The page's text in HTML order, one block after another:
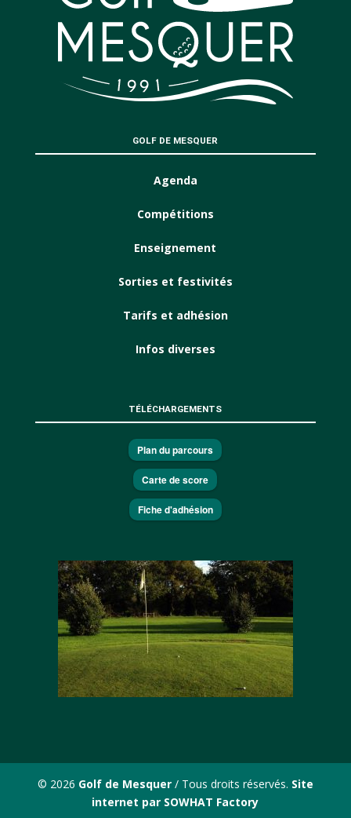
GOLF DE MESQUER
Agenda
Compétitions
Enseignement
Sorties et festivités
Tarifs et adhésion
Infos diverses
TÉLÉCHARGEMENTS
Plan du parcours
Carte de score
Fiche d'adhésion
© 2026 Golf de Mesquer / Tous droits réservés. Site
internet par SOWHAT Factory